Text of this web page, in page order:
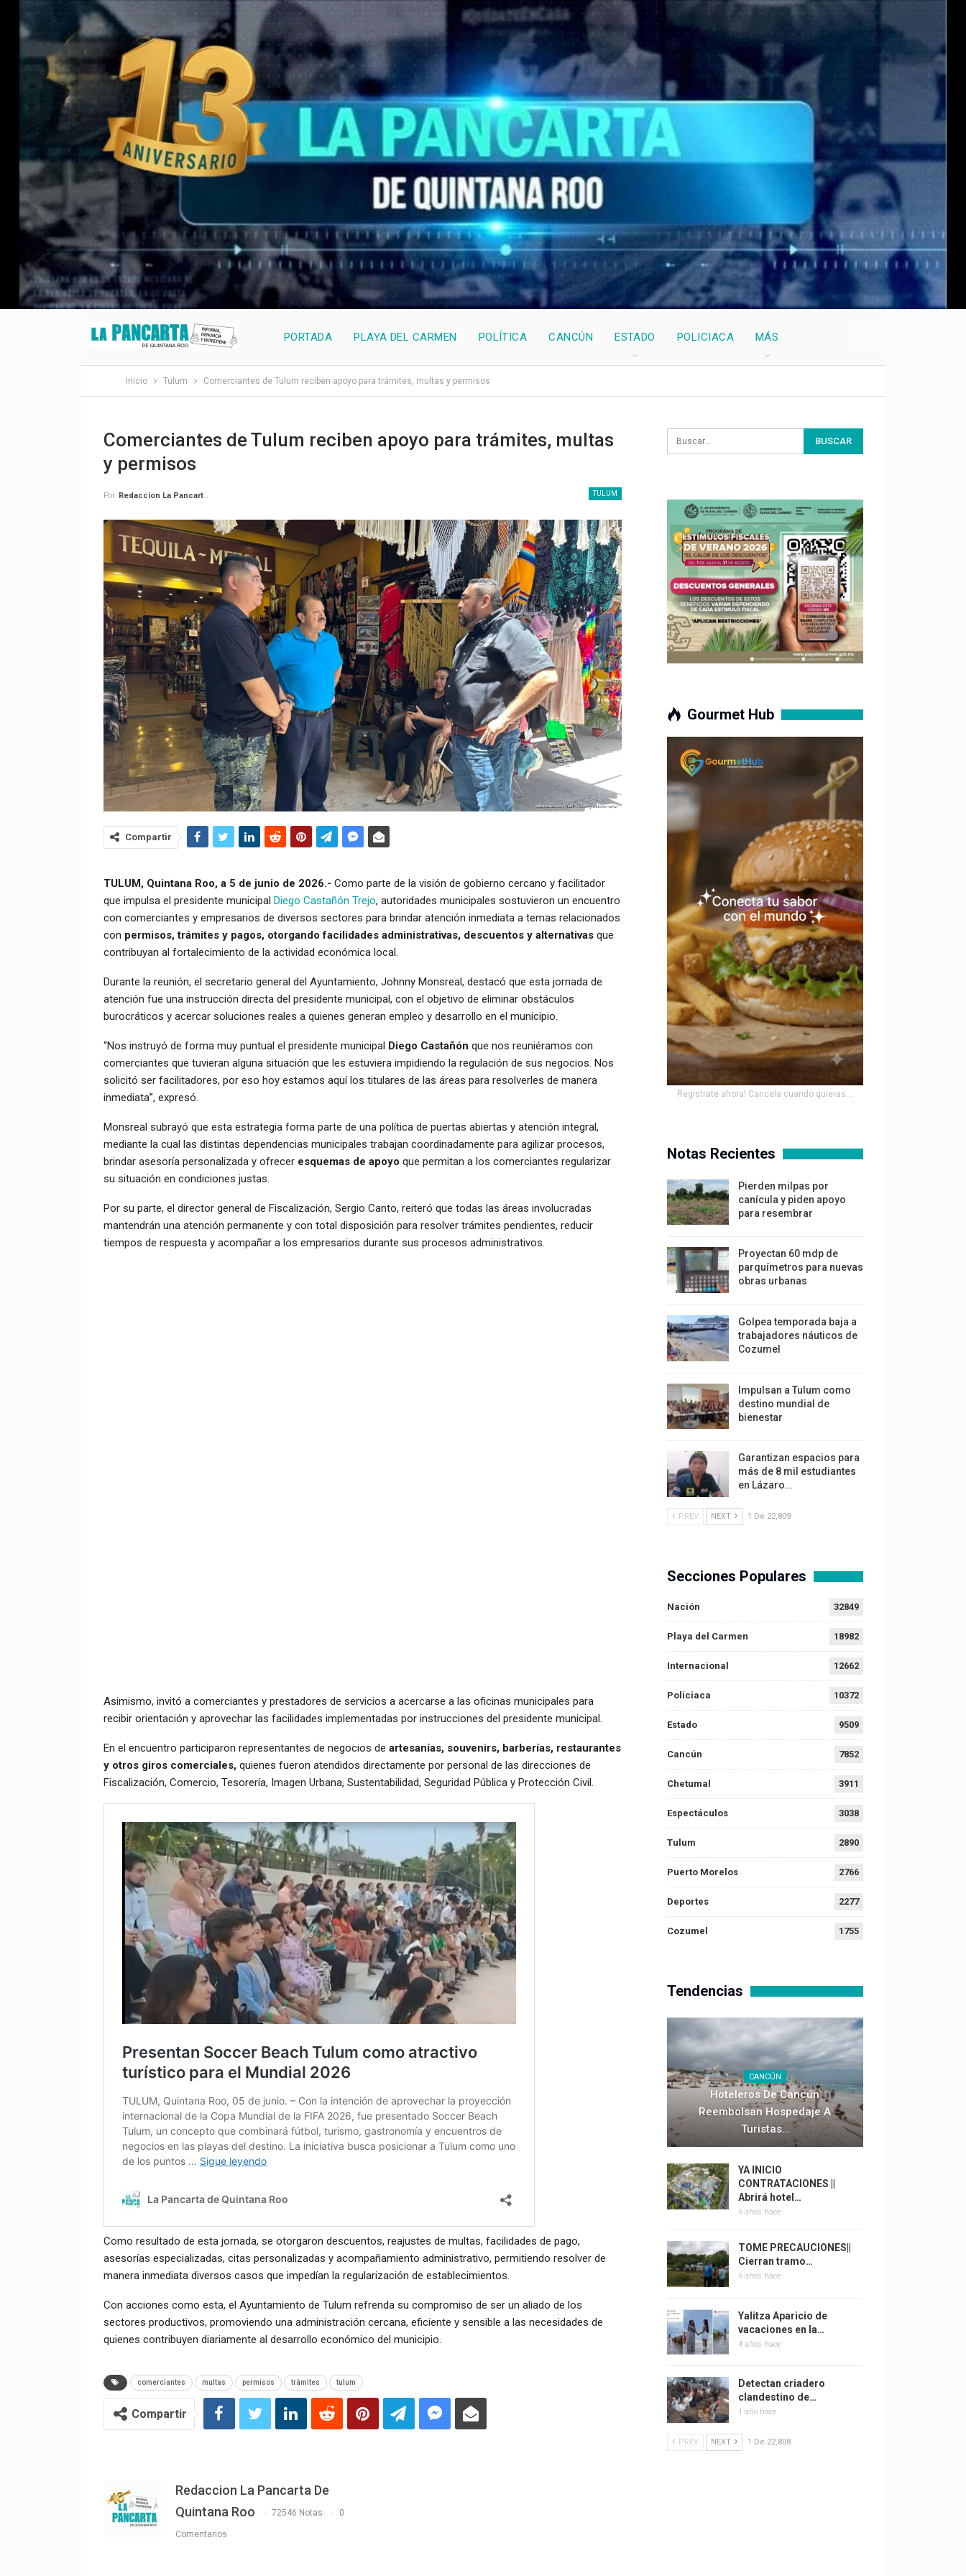
PORTADA PLAYA DEL CARMEN POLÍTICA CANCÚN ESTADO POLICIACA MÁS
Inicio Tulum Comerciantes de Tulum reciben apoyo para trámites, multas y permisos
Comerciantes de Tulum reciben apoyo para trámites, multas
y permisos
TULUM
Por Redaccion La Pancarta De Quintana Roo
Compartir
TULUM, Quintana Roo, a 5 de junio de 2026.- Como parte de la visión de gobierno cercano y facilitador
que impulsa el presidente municipal Diego Castañón Trejo, autoridades municipales sostuvieron un encuentro
con comerciantes y empresarios de diversos sectores para brindar atención inmediata a temas relacionados
con permisos, trámites y pagos, otorgando facilidades administrativas, descuentos y alternativas que
contribuyan al fortalecimiento de la actividad económica local.
Durante la reunión, el secretario general del Ayuntamiento, Johnny Monsreal, destacó que esta jornada de
atención fue una instrucción directa del presidente municipal, con el objetivo de eliminar obstáculos
burocráticos y acercar soluciones reales a quienes generan empleo y desarrollo en el municipio.
“Nos instruyó de forma muy puntual el presidente municipal Diego Castañón que nos reuniéramos con
comerciantes que tuvieran alguna situación que les estuviera impidiendo la regulación de sus negocios. Nos
solicitó ser facilitadores, por eso hoy estamos aquí los titulares de las áreas para resolverles de manera
inmediata”, expresó.
Monsreal subrayó que esta estrategia forma parte de una política de puertas abiertas y atención integral,
mediante la cual las distintas dependencias municipales trabajan coordinadamente para agilizar procesos,
brindar asesoría personalizada y ofrecer esquemas de apoyo que permitan a los comerciantes regularizar
su situación en condiciones justas.
Por su parte, el director general de Fiscalización, Sergio Canto, reiteró que todas las áreas involucradas
mantendrán una atención permanente y con total disposición para resolver trámites pendientes, reducir
tiempos de respuesta y acompañar a los empresarios durante sus procesos administrativos.
Asimismo, invitó a comerciantes y prestadores de servicios a acercarse a las oficinas municipales para
recibir orientación y aprovechar las facilidades implementadas por instrucciones del presidente municipal.
En el encuentro participaron representantes de negocios de artesanías, souvenirs, barberías, restaurantes
y otros giros comerciales,quienes fueron atendidos directamente por personal de las direcciones de
Fiscalización, Comercio, Tesorería, Imagen Urbana, Sustentabilidad, Seguridad Pública y Protección Civil.
Como resultado de esta jornada, se otorgaron descuentos, reajustes de multas, facilidades de pago,
asesorías especializadas, citas personalizadas y acompañamiento administrativo, permitiendo resolver de
manera inmediata diversos casos que impedían la regularización de establecimientos.
Con acciones como esta, el Ayuntamiento de Tulum refrenda su compromiso de ser un aliado de los
sectores productivos, promoviendo una administración cercana, eficiente y sensible a las necesidades de
quienes contribuyen diariamente al desarrollo económico del municipio.
comerciantes multas permisos trámites tulum
Compartir
Redaccion La Pancarta De
Quintana Roo
72546 Notas 0
Comentarios
Gourmet Hub
Registrate ahora! Cancela cuando quieras...
Notas Recientes
Pierden milpas por
canícula y piden apoyo
para resembrar
Proyectan 60 mdp de
parquímetros para nuevas
obras urbanas
Golpea temporada baja a
trabajadores náuticos de
Cozumel
Impulsan a Tulum como
destino mundial de
bienestar
Garantizan espacios para
más de 8 mil estudiantes
en Lázaro…
PREV NEXT 1 De 22,809
Secciones Populares
Nación 32849
Playa del Carmen 18982
Internacional 12662
Policiaca 10372
Estado 9509
Cancún 7852
Chetumal 3911
Espectáculos 3038
Tulum 2890
Puerto Morelos 2766
Deportes 2277
Cozumel 1755
Tendencias
CANCÚN
Hoteleros De Cancún
Reembolsan Hospedaje A
Turistas…
YA INICIO
CONTRATACIONES ||
Abrirá hotel…
5 años hace
TOME PRECAUCIONES||
Cierran tramo…
5 años hace
Yalitza Aparicio de
vacaciones en la…
4 años hace
Detectan criadero
clandestino de…
1 año hace
PREV NEXT 1 De 22,808